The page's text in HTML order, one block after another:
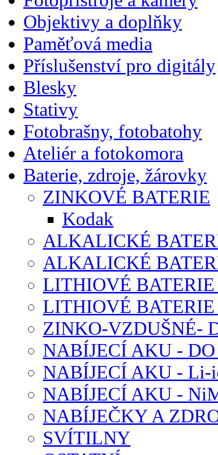
Objektivy a doplňky
Paměťová media
Příslušenství pro digitály
Blesky
Stativy
Fotobrašny, fotobatohy
Ateliér a fotokomora
Baterie, zdroje, žárovky
ZINKOVÉ BATERIE
Kodak
ALKALICKÉ
ALKALICKÉ
LITHIOVÉ
LITHIOVÉ
ZINKO-VZDUŠNÉ-
NABÍJECÍ AKU -
NABÍJECÍ AKU - Li-
NABÍJECÍ AKU -
NABÍJEČKY A
SVÍTILNY